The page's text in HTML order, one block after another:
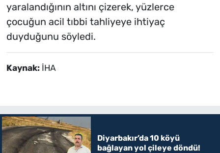
yaralandığının altını çizerek, yüzlerce
çocuğun acil tıbbi tahliyeye ihtiyaç
duyduğunu söyledi.
Kaynak: İHA
Diyarbakır’da 10 köyü
bağlayan yol çileye döndü!